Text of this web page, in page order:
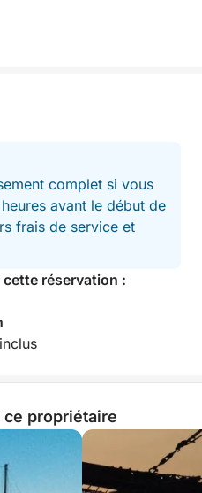
à manger et à boire,
paisible et un
littoral le plus
croisière de 4 heures
profiter de la mer
entière. C'est une
et aérée de découvrir la
complet si vous
avant le début de
frais de service et
réservation :
propriétaire